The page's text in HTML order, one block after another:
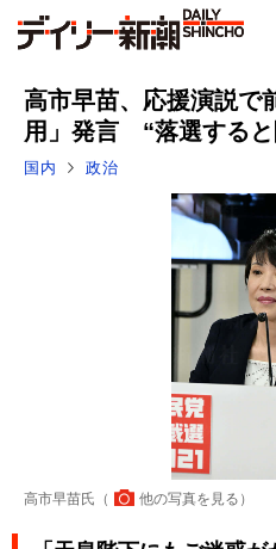
高市早苗、応援演説で
用」発言 “落選すると
国内 政治
高市早苗氏（ 他の写真を見る ）